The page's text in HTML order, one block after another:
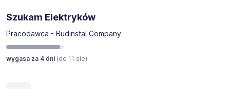
Szukam Elektryków
Pracodawca - Budinstal Company
wygasa za 4 dni (do 11 sie)